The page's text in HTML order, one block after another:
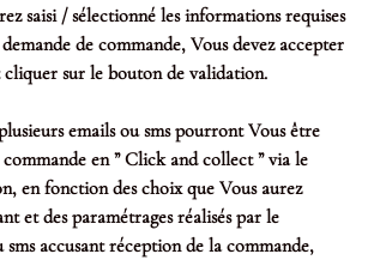
saisi / sélectionné les informations requises
de commande, Vous devez accepter
cliquer sur le bouton de validation.
emails ou sms pourront Vous être
en ” Click and collect ” via le
en fonction des choix que Vous aurez
et des paramétrages réalisés par le
accusant réception de la commande,